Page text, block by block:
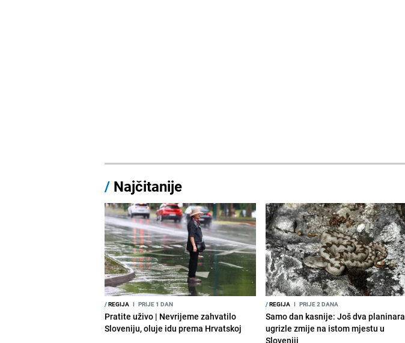
/ Najčitanije
/REGIJA I PRIJE 1 DAN
Pratite uživo | Nevrijeme zahvatilo
Sloveniju, oluje idu prema Hrvatskoj
/REGIJA I PRIJE 2 DANA
Samo dan kasnije: Još dva planinara
ugrizle zmije na istom mjestu u
Sloveniji